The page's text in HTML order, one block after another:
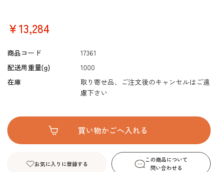
￥13,284
商品コード
17361
配送用重量(g)
1000
在庫
取り寄せ品、ご注文後のキャンセルはご遠
慮下さい
お気に入りに登録する
この商品について
問い合わせる